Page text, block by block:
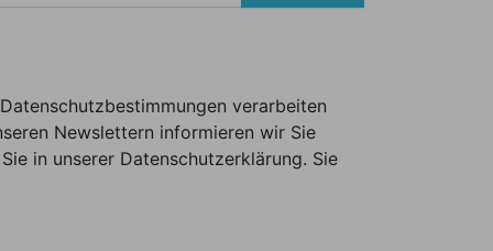
verarbeiten
Newslettern informieren wir Sie
in unserer Datenschutzerklärung. Sie